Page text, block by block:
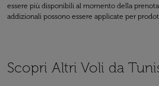
essere più disponibili al momento della
addizionali possono essere applicate per
Scopri Altri Voli da